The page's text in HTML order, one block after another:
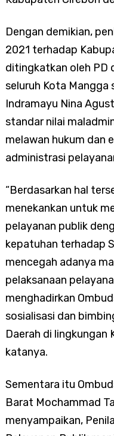
Dengan demikian,
2021 terhadap
ditingkatkan oleh PD
seluruh Kota Mangga
Indramayu Nina
standar nilai
melawan hukum dan
administrasi
“Berdasarkan hal
menekankan untuk
pelayanan publik
kepatuhan terhadap
mencegah adanya
pelaksanaan
menghadirkan
sosialisasi dan
Daerah di lingkungan
katanya.
Sementara itu
Barat Mochammad
menyampaikan,